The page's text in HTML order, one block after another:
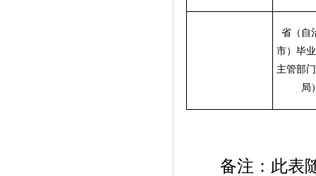
省（自
市）毕
主管部
局
备注：此表随